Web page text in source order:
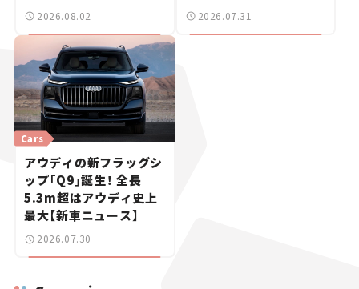
2026.08.02
ポルシェの走り。
2026.07.31
Cars
アウディの新フラッグシ
ップ「Q9」誕生！ 全長
5.3m超はアウディ史上
最大【新車ニュース】
2026.07.30